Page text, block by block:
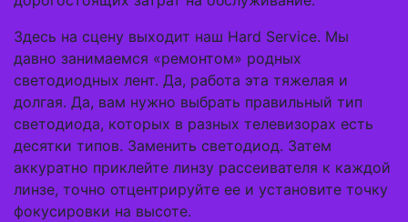
Здесь на сцену выходит наш Hard Service. Мы
давно занимаемся «ремонтом» родных
светодиодных лент. Да, работа эта тяжелая и
долгая. Да, вам нужно выбрать правильный тип
светодиода, которых в разных телевизорах есть
десятки типов. Заменить светодиод. Затем
аккуратно приклейте линзу рассеивателя к каждой
линзе, точно отцентрируйте ее и установите точку
фокусировки на высоте.